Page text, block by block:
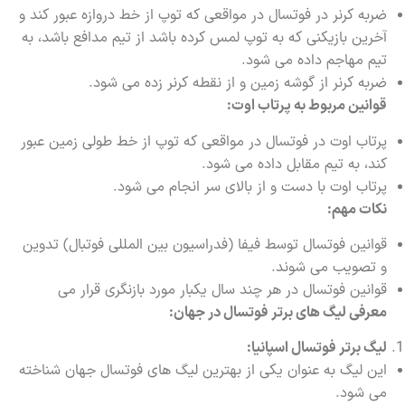
ضربه کرنر در فوتسال در مواقعی که توپ از خط دروازه عبور کند و
آخرین بازیکنی که به توپ لمس کرده باشد از تیم مدافع باشد، به
تیم مهاجم داده می شود.
ضربه کرنر از گوشه زمین و از نقطه کرنر زده می شود.
قوانین مربوط به پرتاب اوت:
پرتاب اوت در فوتسال در مواقعی که توپ از خط طولی زمین عبور
کند، به تیم مقابل داده می شود.
پرتاب اوت با دست و از بالای سر انجام می شود.
نکات مهم:
قوانین فوتسال توسط فیفا (فدراسیون بین المللی فوتبال) تدوین
و تصویب می شوند.
قوانین فوتسال در هر چند سال یکبار مورد بازنگری قرار می
معرفی لیگ های برتر فوتسال در جهان:
لیگ برتر فوتسال اسپانیا:
این لیگ به عنوان یکی از بهترین لیگ های فوتسال جهان شناخته
می شود.